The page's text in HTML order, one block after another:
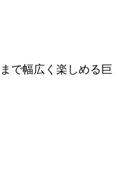
で幅広く楽しめる巨